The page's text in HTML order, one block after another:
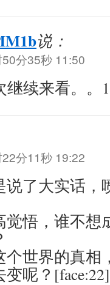
说：
分35秒 11:50
继续来看。。
分11秒 19:22
说了大实话，
觉悟，谁不想
个世界的真相
呢？[face:22]